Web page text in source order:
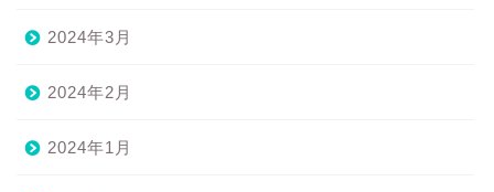
2024年3月
2024年2月
2024年1月